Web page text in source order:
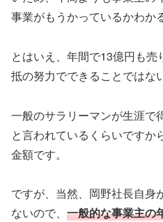
事業がもうかっているかわか
とはいえ、年間で13億円も
抵の努力でできることではな
一般のサラリーマンが生涯で
と言われているくらいですか
金額です。
ですが、当然、岡野社長自身
ないので、 一般的な事業主の